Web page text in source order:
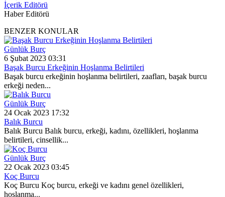
İçerik Editörü
Haber Editörü
BENZER KONULAR
Günlük Burç
6 Şubat 2023 03:31
Başak Burcu Erkeğinin Hoşlanma Belirtileri
Başak burcu erkeğinin hoşlanma belirtileri, zaafları, başak burcu
erkeği neden...
Günlük Burç
24 Ocak 2023 17:32
Balık Burcu
Balık Burcu Balık burcu, erkeği, kadını, özellikleri, hoşlanma
belirtileri, cinsellik...
Günlük Burç
22 Ocak 2023 03:45
Koç Burcu
Koç Burcu Koç burcu, erkeği ve kadını genel özellikleri,
hoşlanma...